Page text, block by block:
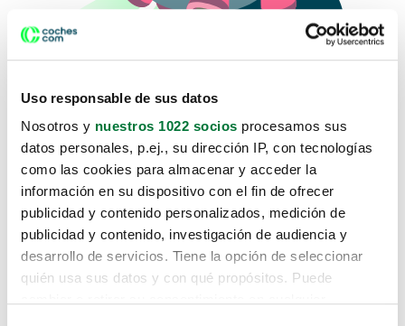
Uso responsable de sus datos
Nosotros y nuestros 1022 socios procesamos sus
datos personales, p.ej., su dirección IP, con tecnologías
como las cookies para almacenar y acceder la
información en su dispositivo con el fin de ofrecer
publicidad y contenido personalizados, medición de
publicidad y contenido, investigación de audiencia y
desarrollo de servicios. Tiene la opción de seleccionar
quién usa sus datos y con qué propósitos. Puede
Lo sentimos, no sabemos como
te hemos traido hasta aquí.
Pero puedes encontrar el coche que estás
buscando en alguno de estos enlaces: